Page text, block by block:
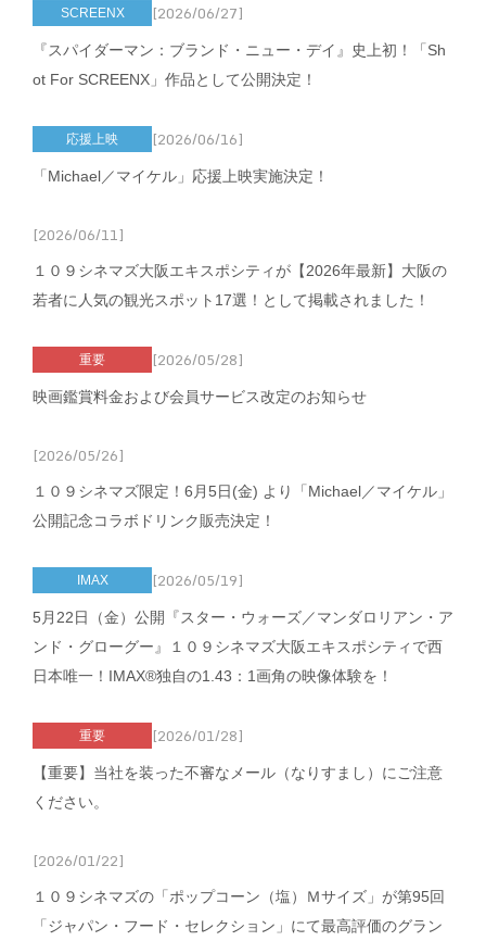
SCREENX [2026/06/27]
『スパイダーマン：ブランド・ニュー・デイ』史上初！「Sh
ot For SCREENX」作品として公開決定！
応援上映 [2026/06/16]
「Michael／マイケル」応援上映実施決定！
[2026/06/11]
１０９シネマズ大阪エキスポシティが【2026年最新】大阪の
若者に人気の観光スポット17選！として掲載されました！
重要 [2026/05/28]
映画鑑賞料金および会員サービス改定のお知らせ
[2026/05/26]
１０９シネマズ限定！6月5日(金) より「Michael／マイケル」
公開記念コラボドリンク販売決定！
IMAX [2026/05/19]
5月22日（金）公開『スター・ウォーズ／マンダロリアン・ア
ンド・グローグー』１０９シネマズ大阪エキスポシティで西
日本唯一！IMAX®独自の1.43：1画角の映像体験を！
重要 [2026/01/28]
【重要】当社を装った不審なメール（なりすまし）にご注意
ください。
[2026/01/22]
１０９シネマズの「ポップコーン（塩）Ｍサイズ」が第95回
「ジャパン・フード・セレクション」にて最高評価のグラン